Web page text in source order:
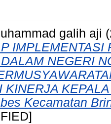
galih aji
IMPLEMENTASI
NEGERI
KINERJA
Kecamatan